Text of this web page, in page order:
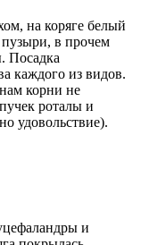
на коряге белый
в прочем
Посадка
каждого из видов.
корни не
роталы и
удовольствие).
и